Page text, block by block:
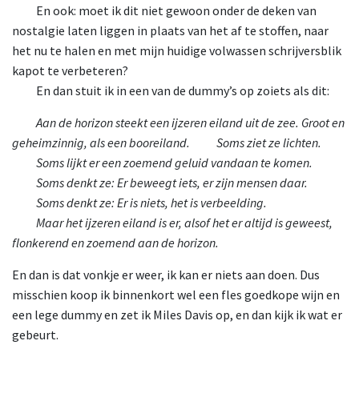
En ook: moet ik dit niet gewoon onder de deken van
nostalgie laten liggen in plaats van het af te stoffen, naar
het nu te halen en met mijn huidige volwassen schrijversblik
kapot te verbeteren?
En dan stuit ik in een van de dummy’s op zoiets als dit:
Aande horizon steekt een ijzeren eiland uit de zee. Groot en
geheimzinnig, als een booreiland.
Soms ziet ze lichten.
Somslijkt er een zoemend geluid vandaan te komen.
Somsdenkt ze: Er beweegt iets, er zijn mensen daar.
Somsdenkt ze: Er is niets, het is verbeelding.
Maarhet ijzeren eiland is er, alsof het er altijd is geweest,
flonkerend en zoemend aan de horizon.
En dan is dat vonkje er weer, ik kan er niets aan doen. Dus
misschien koop ik binnenkort wel een fles goedkope wijn en
een lege dummy en zet ik Miles Davis op, en dan kijk ik wat er
gebeurt.